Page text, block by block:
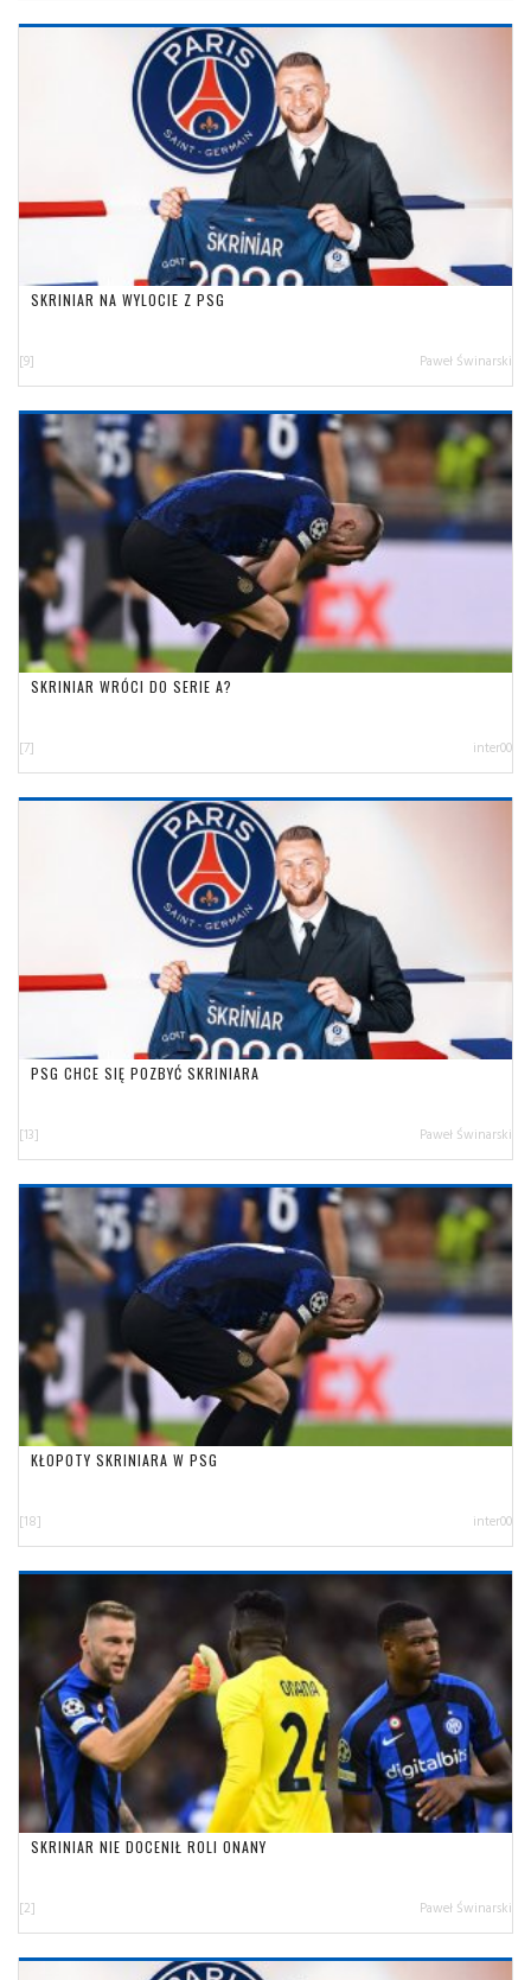
SKRINIAR NA WYLOCIE Z PSG
[9] Paweł Świnarski
SKRINIAR WRÓCI DO SERIE A?
[7] inter00
PSG CHCE SIĘ POZBYĆ SKRINIARA
[13] Paweł Świnarski
KŁOPOTY SKRINIARA W PSG
[18] inter00
SKRINIAR NIE DOCENIŁ ROLI ONANY
[2] Paweł Świnarski